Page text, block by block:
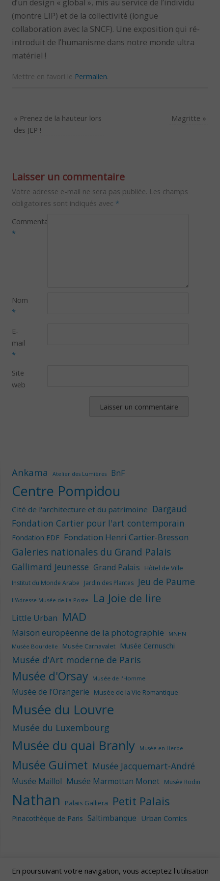
d’un design « global », mis au service de l’individu
(montre LIP) et de la collectivité (longue
collaboration avec la SNCF). Une exposition qui ré-
introduit de l’humanisme dans notre monde ultra
matériel !
Mettre en favori le Permalien.
« Prenez de la hauteur lors
des JEP !
Magritte »
Laisser un commentaire
Votre adresse e-mail ne sera pas publiée. Les champs
obligatoires sont indiqués avec *
Commentaire
*
Nom
*
E-
mail
*
Site
web
Ankama Atelier des Lumières BnF
Centre Pompidou
Cité de l'architecture et du patrimoine Dargaud
Fondation Cartier pour l'art contemporain
Fondation EDF Fondation Henri Cartier-Bresson
Galeries nationales du Grand Palais
Gallimard Jeunesse Grand Palais Hôtel de Ville
Institut du Monde Arabe Jardin des Plantes Jeu de Paume
L'Adresse Musée de La Poste La Joie de lire
Little Urban MAD
Maison européenne de la photographie
MNHN
Musée Bourdelle
Musée Carnavalet Musée Cernuschi
Musée d'Art moderne de Paris
Musée d'Orsay Musée de l'Homme
Musée de l'Orangerie Musée de la Vie Romantique
Musée du Louvre
Musée du Luxembourg
Musée du quai Branly Musée en Herbe
Musée Guimet Musée Jacquemart-André
Musée Maillol Musée Marmottan Monet Musée Rodin
Nathan Palais Galliera Petit Palais
Pinacothèque de Paris Saltimbanque Urban Comics
En poursuivant votre navigation, vous acceptez l'utilisation